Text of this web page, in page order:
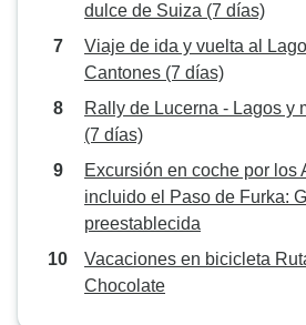
dulce de Suiza (7 días)
Viaje de ida y vuelta al
Cantones (7 días)
Rally de Lucerna - Lagos y
(7 días)
Excursión en coche por los
incluido el Paso de Furka:
preestablecida
Vacaciones en bicicleta
Chocolate